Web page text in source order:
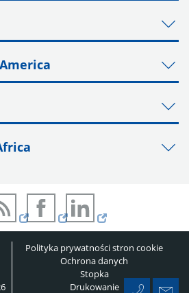
Polityka prywatności stron cookie
Ochrona danych
Stopka
Drukowanie